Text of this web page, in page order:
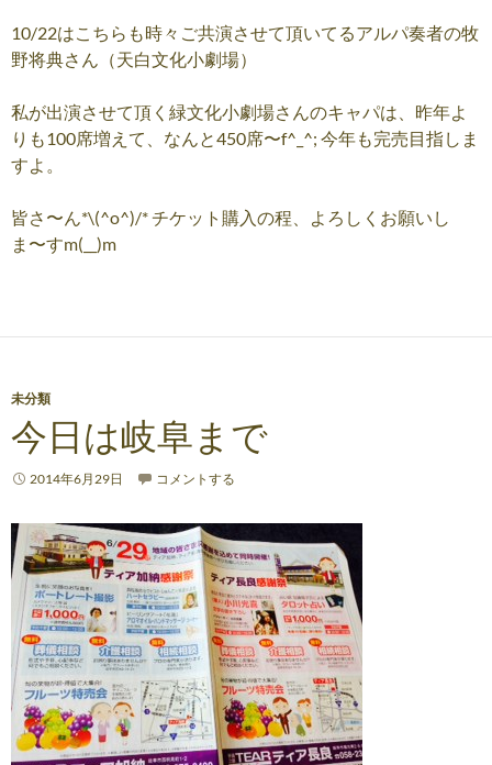
10/22はこちらも時々ご共演させて頂いてるアルパ奏者の牧
野将典さん（天白文化小劇場）
私が出演させて頂く緑文化小劇場さんのキャパは、昨年よ
りも100席増えて、なんと450席〜f^_^; 今年も完売目指しま
すよ。
皆さ〜ん*\(^o^)/* チケット購入の程、よろしくお願いし
ま〜すm(__)m
未分類
今日は岐阜まで
2014年6月29日 コメントする